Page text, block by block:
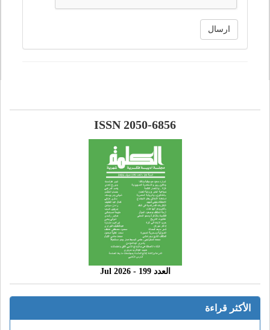
ارسال
ISSN 2050-6856
العدد 199 - 2026 Jul
الأكثر قراءة